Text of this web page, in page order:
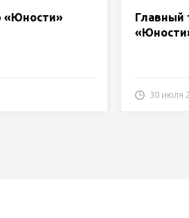
«Юности»
Главный
30 июля